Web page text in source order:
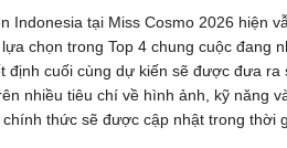
Indonesia tại Miss Cosmo 2026 hiện
chọn trong Top 4 chung cuộc đang
định cuối cùng dự kiến sẽ được đưa
nhiều tiêu chí về hình ảnh, kỹ năng
thức sẽ được cập nhật trong thời